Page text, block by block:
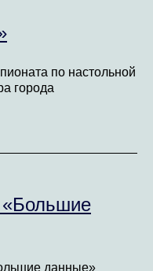
по настольной
города
данные»